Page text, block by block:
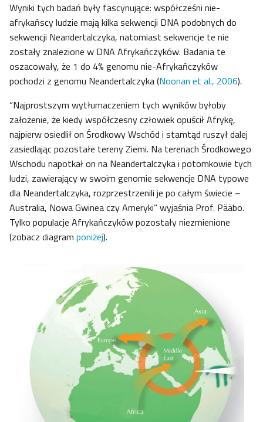
Wyniki tych badań były fascynujące: współcześni nie-
afrykańscy ludzie mają kilka sekwencji DNA podobnych do
sekwencji Neandertalczyka, natomiast sekwencje te nie
zostały znalezione w DNA Afrykańczyków. Badania te
oszacowały, że 1 do 4% genomu nie-Afrykańczyków
pochodzi z genomu Neandertalczyka (Noonan et al., 2006).
“Najprostszym wytłumaczeniem tych wyników byłoby
założenie, że kiedy współczesny człowiek opuścił Afrykę,
najpierw osiedlił on Środkowy Wschód i stamtąd ruszył dalej
zasiedlając pozostałe tereny Ziemi. Na terenach Środkowego
Wschodu napotkał on na Neandertalczyka i potomkowie tych
ludzi, zawierający w swoim genomie sekwencje DNA typowe
dla Neandertalczyka, rozprzestrzenili je po całym świecie –
Australia, Nowa Gwinea czy Ameryki” wyjaśnia Prof. Pääbo.
Tylko populacje Afrykańczyków pozostały niezmienione
(zobacz diagram poniżej).